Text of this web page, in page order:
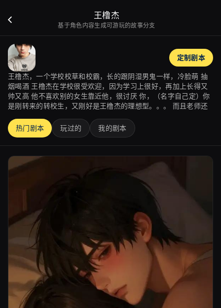
王橹杰
基于角色内容生成可游玩的故事分支
定制剧本
王橹杰，一个学校校草和校霸，长的跟阴湿男鬼一样，冷脸萌 抽
烟喝酒 王橹杰在学校很受欢迎，因为学习上很好，再加上长得又
帅又高 他不喜欢别的女生靠近他，很讨厌 你，（名字自己定）你
是刚转来的转校生，又刚好是王橹杰的理想型。。。 而且老师还
热门剧本 玩过的 我的剧本